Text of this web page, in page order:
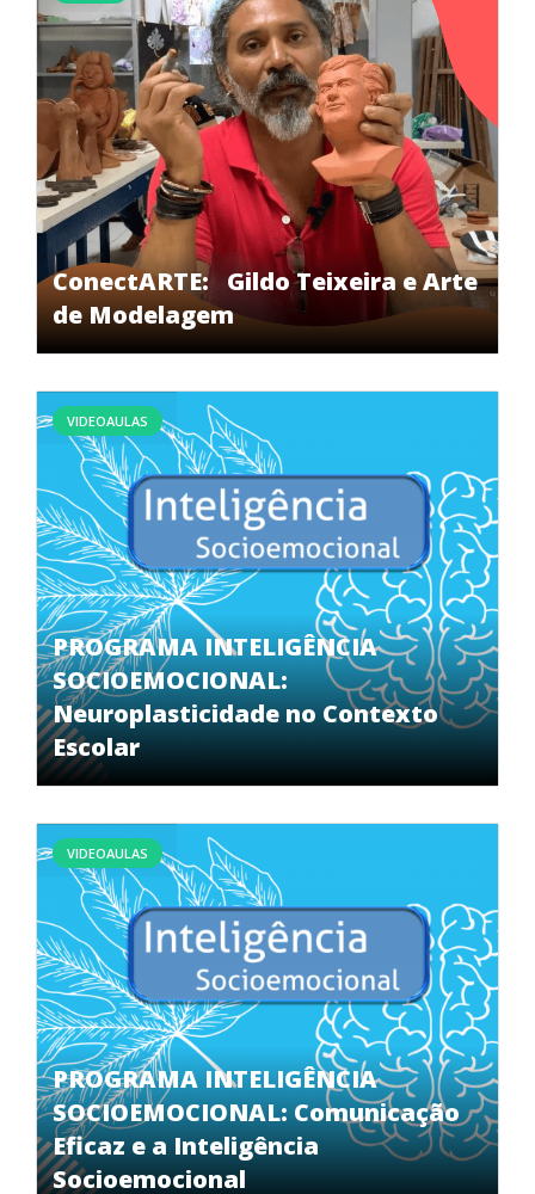
ConectARTE: Gildo Teixeira e Arte
de Modelagem
PROGRAMA INTELIGÊNCIA
SOCIOEMOCIONAL:
Neuroplasticidade no Contexto
Escolar
VIDEOAULAS
PROGRAMA INTELIGÊNCIA
SOCIOEMOCIONAL: Comunicação
Eficaz e a Inteligência
Socioemocional
VIDEOAULAS